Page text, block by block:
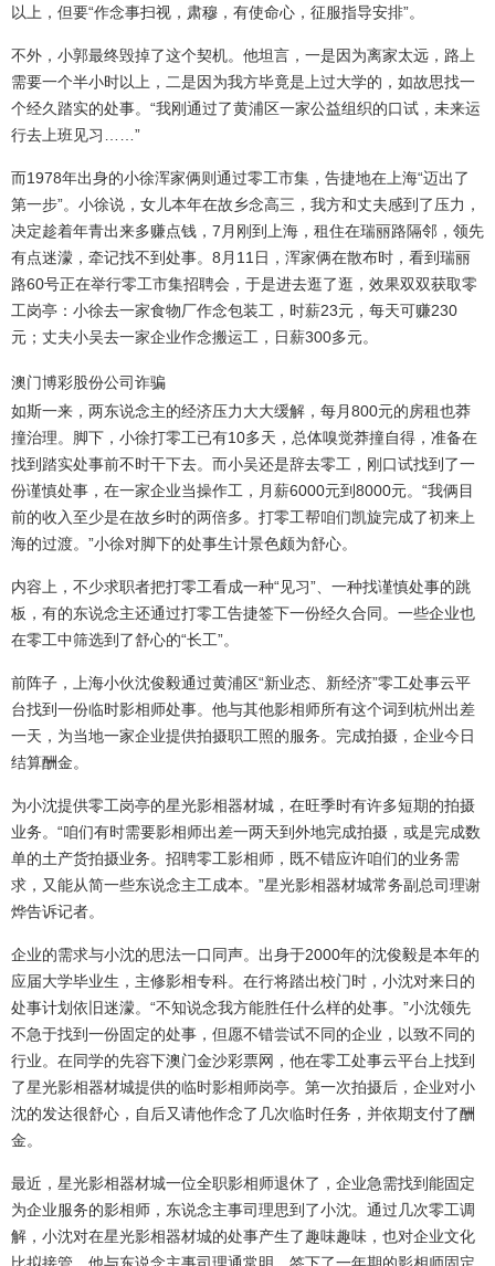
以上，但要“作念事扫视，肃穆，有使命心，征服指导安排”。
不外，小郭最终毁掉了这个契机。他坦言，一是因为离家太远，路上
需要一个半小时以上，二是因为我方毕竟是上过大学的，如故思找一
个经久踏实的处事。“我刚通过了黄浦区一家公益组织的口试，未来运
行去上班见习……”
而1978年出身的小徐浑家俩则通过零工市集，告捷地在上海“迈出了
第一步”。小徐说，女儿本年在故乡念高三，我方和丈夫感到了压力，
决定趁着年青出来多赚点钱，7月刚到上海，租住在瑞丽路隔邻，领先
有点迷濛，牵记找不到处事。8月11日，浑家俩在散布时，看到瑞丽
路60号正在举行零工市集招聘会，于是进去逛了逛，效果双双获取零
工岗亭：小徐去一家食物厂作念包装工，时薪23元，每天可赚230
元；丈夫小吴去一家企业作念搬运工，日薪300多元。
澳门博彩股份公司诈骗
如斯一来，两东说念主的经济压力大大缓解，每月800元的房租也莽
撞治理。脚下，小徐打零工已有10多天，总体嗅觉莽撞自得，准备在
找到踏实处事前不时干下去。而小吴还是辞去零工，刚口试找到了一
份谨慎处事，在一家企业当操作工，月薪6000元到8000元。“我俩目
前的收入至少是在故乡时的两倍多。打零工帮咱们凯旋完成了初来上
海的过渡。”小徐对脚下的处事生计景色颇为舒心。
内容上，不少求职者把打零工看成一种“见习”、一种找谨慎处事的跳
板，有的东说念主还通过打零工告捷签下一份经久合同。一些企业也
在零工中筛选到了舒心的“长工”。
前阵子，上海小伙沈俊毅通过黄浦区“新业态、新经济”零工处事云平
台找到一份临时影相师处事。他与其他影相师所有这个词到杭州出差
一天，为当地一家企业提供拍摄职工照的服务。完成拍摄，企业今日
结算酬金。
为小沈提供零工岗亭的星光影相器材城，在旺季时有许多短期的拍摄
业务。“咱们有时需要影相师出差一两天到外地完成拍摄，或是完成数
单的土产货拍摄业务。招聘零工影相师，既不错应许咱们的业务需
求，又能从简一些东说念主工成本。”星光影相器材城常务副总司理谢
烨告诉记者。
企业的需求与小沈的思法一口同声。出身于2000年的沈俊毅是本年的
应届大学毕业生，主修影相专科。在行将踏出校门时，小沈对来日的
处事计划依旧迷濛。“不知说念我方能胜任什么样的处事。”小沈领先
不急于找到一份固定的处事，但愿不错尝试不同的企业，以致不同的
行业。在同学的先容下澳门金沙彩票网，他在零工处事云平台上找到
了星光影相器材城提供的临时影相师岗亭。第一次拍摄后，企业对小
沈的发达很舒心，自后又请他作念了几次临时任务，并依期支付了酬
金。
最近，星光影相器材城一位全职影相师退休了，企业急需找到能固定
为企业服务的影相师，东说念主事司理思到了小沈。通过几次零工调
解，小沈对在星光影相器材城的处事产生了趣味趣味，也对企业文化